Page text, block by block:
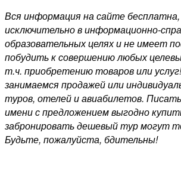
Вся информация на сайте
исключительно в информационно-
образовательных целях и не имеет
побудить к совершению любых
т.ч. приобретению товаров или
занимаемся продажей или
туров, отелей и авиабилетов.
имени с предложением выгодно
забронировать дешевый тур могут
Будьте, пожалуйста, бдительны!